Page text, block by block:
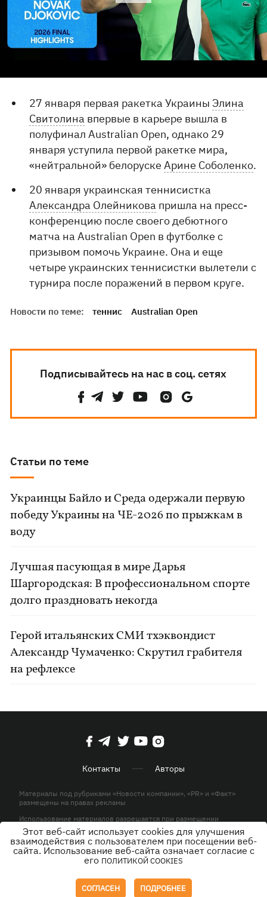
27 января первая ракетка УкраиныЭлина
Свитолина впервые в карьере вышла в
полуфинал Australian Open, однако 29
января уступила первой ракетке мира,
«нейтральной» белорускеАрине Соболенко.
20 января украинская теннисистка
Александра Олейникова пришла на пресс-
конференцию после своего дебютного
матча на Australian Open в футболке с
призывом помочь Украине. Она и еще
четыре украинских теннисистки вылетели с
турнира после поражений в первом круге.
Новости по теме: теннис Australian Open
Подписывайтесь на нас в соц. сетях
Статьи по теме
Украинцы Байло и Среда одержали первую
победу Украины на ЧЕ-2026 по прыжкам в
воду
Лучшая пасующая в мире Дарья
Шаргородская: В профессиональном спорте
долго праздновать некогда
Герой итальянских СМИ тхэквондист
Александр Чумаченко: Скрутил грабителя
на рефлексе
Контакты Авторы
Материалы под рубриками «Новости компании», «PR» и «Факт»
размещены на правах рекламы
Использование материалов разрешается при размещении
активной гиперссылки на KP.UA в первом абзаце.
© ООО «ЮЛАВ МЕДИА»,2026. Все права защищены.
Этот веб-сайт использует cookies для улучшения
взаимодействия с пользователем при посещении веб-
сайта. Использование веб-сайта означает согласие с
его ПОЛИТИКОЙ COOKIES
СОГЛАСЕН ПОДРОБНЕЕ